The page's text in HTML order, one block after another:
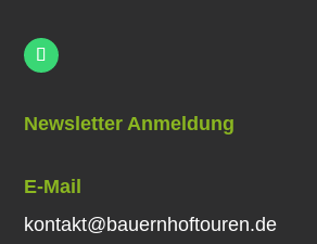
Newsletter Anmeldung
E-Mail
kontakt@bauernhoftouren.de